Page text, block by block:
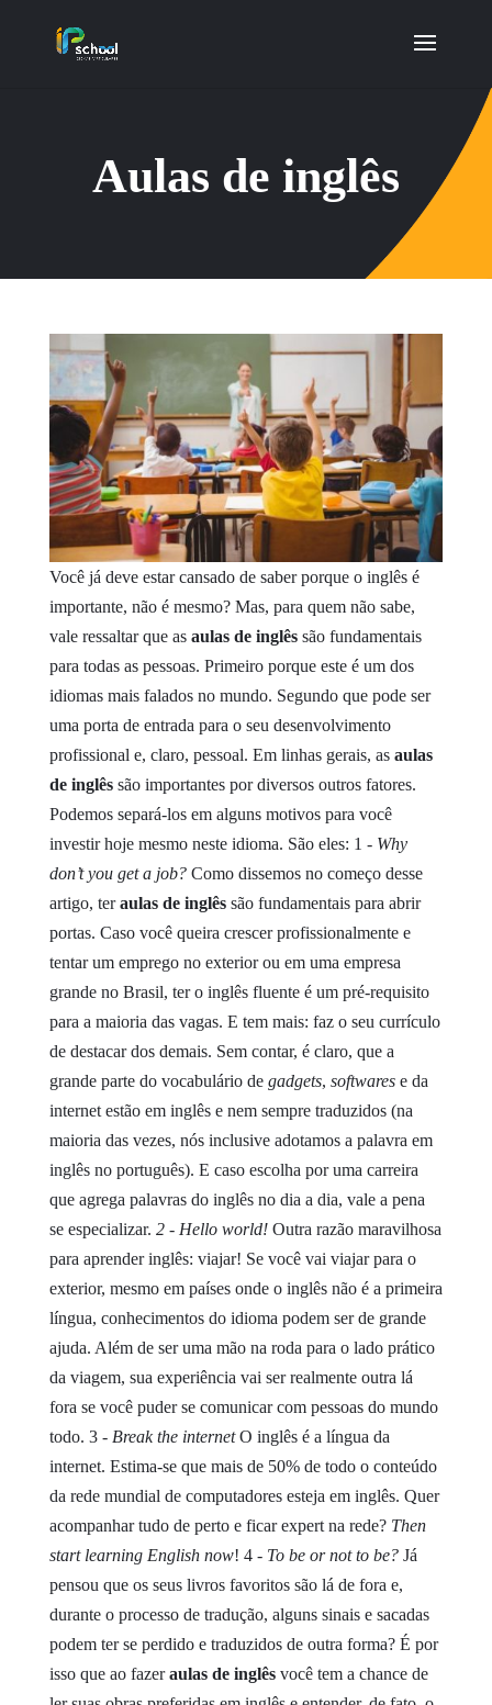
Aulas de inglês
Você já deve estar cansado de saber porque o inglês é
importante, não é mesmo? Mas, para quem não sabe,
vale ressaltar que as aulas de inglês são fundamentais
para todas as pessoas. Primeiro porque este é um dos
idiomas mais falados no mundo. Segundo que pode ser
uma porta de entrada para o seu desenvolvimento
profissional e, claro, pessoal. Em linhas gerais, as aulas
de inglês são importantes por diversos outros fatores.
Podemos separá-los em alguns motivos para você
investir hoje mesmo neste idioma. São eles: 1 - Why
don’t you get a job? Como dissemos no começo desse
artigo, teraulas de inglês são fundamentais para abrir
portas. Caso você queira crescer profissionalmente e
tentar um emprego no exterior ou em uma empresa
grande no Brasil, ter o inglês fluente é um pré-requisito
para a maioria das vagas. E tem mais: faz o seu currículo
de destacar dos demais. Sem contar, é claro, que a
grande parte do vocabulário de gadgets, softwarese da
internet estão em inglês e nem sempre traduzidos (na
maioria das vezes, nós inclusive adotamos a palavra em
inglês no português). E caso escolha por uma carreira
que agrega palavras do inglês no dia a dia, vale a pena
se especializar. 2 - Hello world! Outra razão maravilhosa
para aprender inglês: viajar! Se você vai viajar para o
exterior, mesmo em países onde o inglês não é a primeira
língua, conhecimentos do idioma podem ser de grande
ajuda. Além de ser uma mão na roda para o lado prático
da viagem, sua experiência vai ser realmente outra lá
fora se você puder se comunicar com pessoas do mundo
todo. 3 - Break the internetO inglês é a língua da
internet. Estima-se que mais de 50% de todo o conteúdo
da rede mundial de computadores esteja em inglês. Quer
acompanhar tudo de perto e ficar expert na rede? Then
start learning English now! 4 - To be or not to be? Já
pensou que os seus livros favoritos são lá de fora e,
durante o processo de tradução, alguns sinais e sacadas
podem ter se perdido e traduzidos de outra forma? É por
isso que ao fazeraulas de inglês você tem a chance de